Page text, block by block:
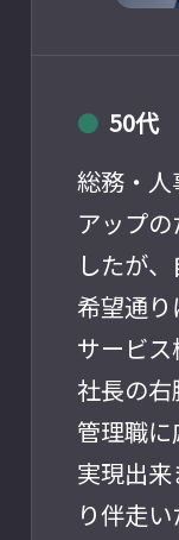
● 50代
総務・
アップ
したが
希望通
サービス
社長の
管理職
実現出
り伴走い